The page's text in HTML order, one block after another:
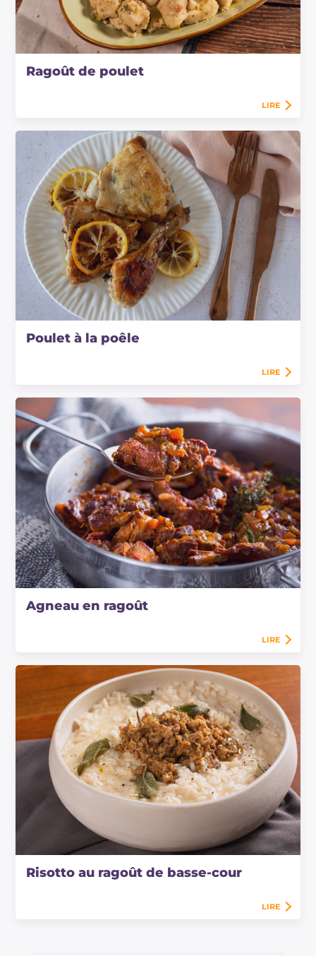
Ragoût de poulet
LIRE
Poulet à la poêle
LIRE
Agneau en ragoût
LIRE
Risotto au ragoût de basse-cour
LIRE